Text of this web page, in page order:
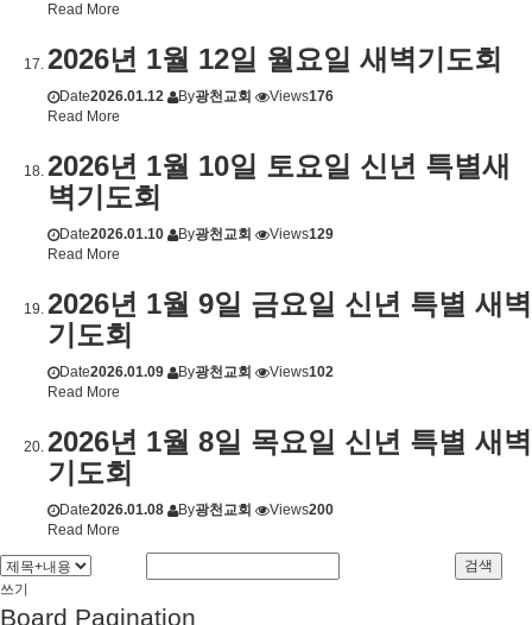
Read More
2026년 1월 12일 월요일 새벽기도회
Date2026.01.12 By광천교회 Views176
Read More
2026년 1월 10일 토요일 신년 특별새
벽기도회
Date2026.01.10 By광천교회 Views129
Read More
2026년 1월 9일 금요일 신년 특별 새벽
기도회
Date2026.01.09 By광천교회 Views102
Read More
2026년 1월 8일 목요일 신년 특별 새벽
기도회
Date2026.01.08 By광천교회 Views200
Read More
검색
쓰기
Board Pagination